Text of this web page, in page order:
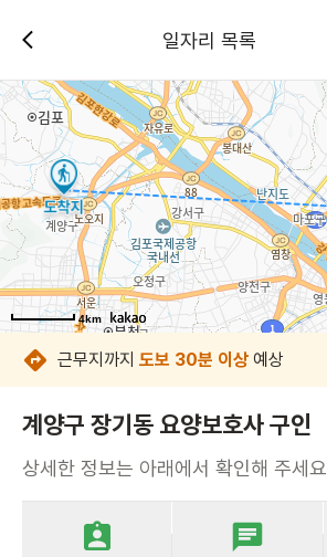
일자리 목록
4km
4km
4km
4km
4km
4km
4km
4km
근무지까지 도보 30분 이상 예상
계양구 장기동 요양보호사 구인
상세한 정보는 아래에서 확인해 주세요